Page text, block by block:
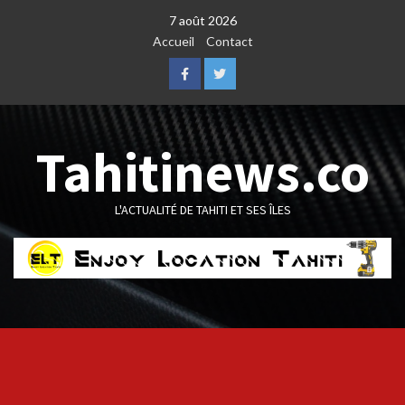
7 août 2026
Accueil
Contact
FacebookTwitter
Tahitinews.co
L'ACTUALITÉ DE TAHITI ET SES ÎLES